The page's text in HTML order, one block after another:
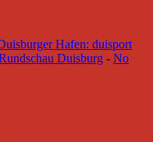
Hafen: duisport
Duisburg - No